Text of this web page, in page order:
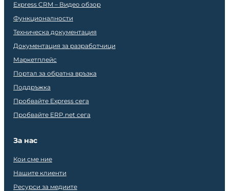
Express CRM – Видео обзор
Функционалности
Техническа документация
Документация за разработчици
Маркетплейс
Портал за обратна връзка
Поддръжка
Пробвайте Express сега
Пробвайте ERP.net сега
За нас
Кои сме ние
Нашите клиенти
Ресурси за медиите